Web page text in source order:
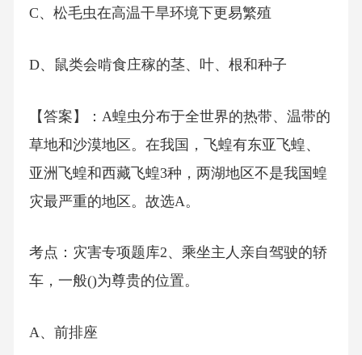
C、松毛虫在高温干旱环境下更易繁殖
D、鼠类会啃食庄稼的茎、叶、根和种子
【答案】：A蝗虫分布于全世界的热带、温带的
草地和沙漠地区。在我国，飞蝗有东亚飞蝗、
亚洲飞蝗和西藏飞蝗3种，两湖地区不是我国蝗
灾最严重的地区。故选A。
考点：灾害专项题库2、乘坐主人亲自驾驶的轿
车，一般()为尊贵的位置。
A、前排座